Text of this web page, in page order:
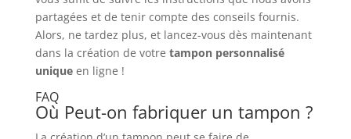
partagées et de tenir compte des conseils fournis.
Alors, ne tardez plus, et lancez-vous dès maintenant
dans la création de votre tampon personnalisé
uniqueen ligne !
FAQ
Où Peut-on fabriquer un tampon ?